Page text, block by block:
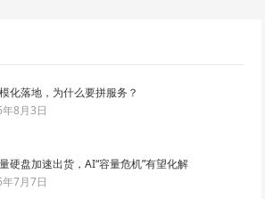
化落地，为什么要拼服务？
8月3日
硬盘加速出货，AI“容量危机”有望化解
7月7日